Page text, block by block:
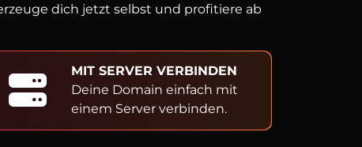
dich jetzt selbst und profitiere ab
MIT SERVER VERBINDEN
Deine Domain einfach mit
einem Server verbinden.